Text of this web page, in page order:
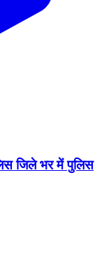
जिले भर में पुलिस